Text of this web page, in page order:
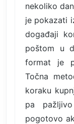
nekoliko
je pokazati
događaji
poštom u
format je
Točna
koraku
pa
pogotovo